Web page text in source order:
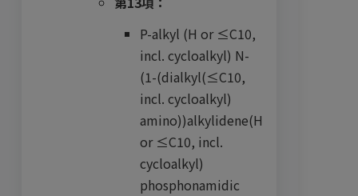
P-alkyl (H or ≤C10,
incl. cycloalkyl) N-
(1-(dialkyl(≤C10,
incl. cycloalkyl)
amino))alkylidene(H
or ≤C10, incl.
cycloalkyl)
phosphonamidic